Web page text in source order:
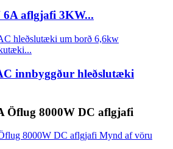
6A aflgjafi 3KW...
innbyggður hleðslutæki
Öflug 8000W DC aflgjafi